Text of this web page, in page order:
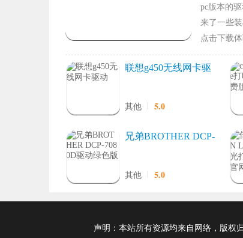
pc版本的
来了一些
点击下载体
联想g450无线网卡驱
其他 5.0
兄弟BROTHER DCP-
其他 5.0
声明：本站所有资源均来自网络，版权